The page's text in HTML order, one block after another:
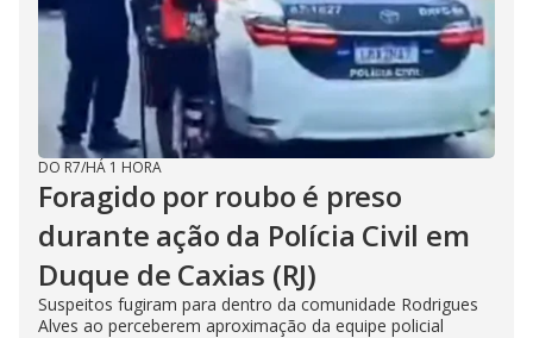
DO R7/HÁ 1 HORA
Foragido por roubo é preso
durante ação da Polícia Civil em
Duque de Caxias (RJ)
Suspeitos fugiram para dentro da comunidade Rodrigues
Alves ao perceberem aproximação da equipe policial